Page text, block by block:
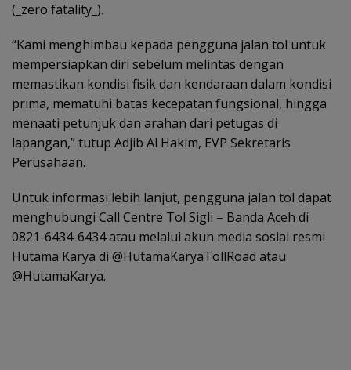
(_zero fatality_).
“Kami menghimbau kepada pengguna jalan tol untuk
mempersiapkan diri sebelum melintas dengan
memastikan kondisi fisik dan kendaraan dalam kondisi
prima, mematuhi batas kecepatan fungsional, hingga
menaati petunjuk dan arahan dari petugas di
lapangan,” tutup Adjib Al Hakim, EVP Sekretaris
Perusahaan.
Untuk informasi lebih lanjut, pengguna jalan tol dapat
menghubungi Call Centre Tol Sigli – Banda Aceh di
0821-6434-6434 atau melalui akun media sosial resmi
Hutama Karya di @HutamaKaryaTollRoad atau
@HutamaKarya.